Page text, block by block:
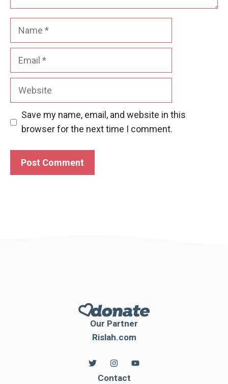
Website
Save my name, email, and website in this
browser for the next time I comment.
Our Partner
Rislah.com
Contact